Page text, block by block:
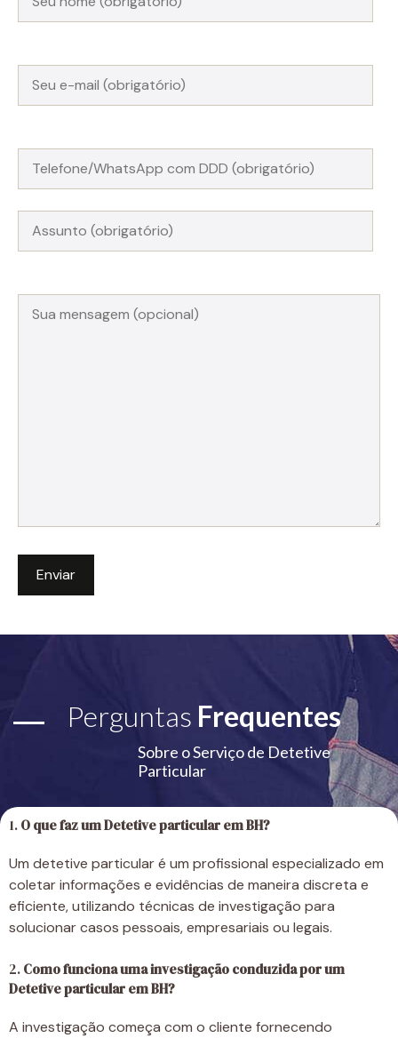
Perguntas Frequentes
Sobre o Serviço de Detetive
Particular
1.O que faz um Detetive particular em BH?
Um detetive particular é um profissional especializado em
coletar informações e evidências de maneira discreta e
eficiente, utilizando técnicas de investigação para
solucionar casos pessoais, empresariais ou legais.
2.Como funciona uma investigação conduzida por um
Detetive particular em BH?
A investigação começa com o cliente fornecendo